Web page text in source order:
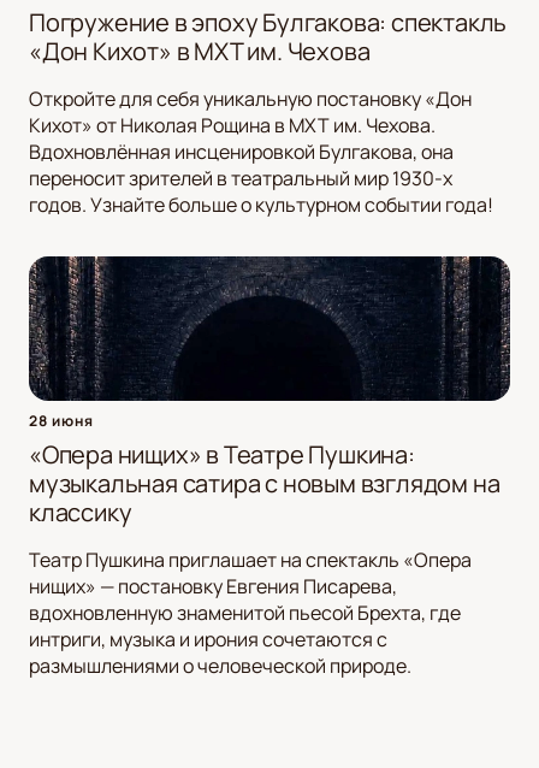
Погружение в эпоху Булгакова: спектакль
«Дон Кихот» в МХТ им. Чехова
Откройте для себя уникальную постановку «Дон
Кихот» от Николая Рощина в МХТ им. Чехова.
Вдохновлённая инсценировкой Булгакова, она
переносит зрителей в театральный мир 1930-х
годов. Узнайте больше о культурном событии года!
28 июня
«Опера нищих» в Театре Пушкина:
музыкальная сатира с новым взглядом на
классику
Театр Пушкина приглашает на спектакль «Опера
нищих» — постановку Евгения Писарева,
вдохновленную знаменитой пьесой Брехта, где
интриги, музыка и ирония сочетаются с
размышлениями о человеческой природе.